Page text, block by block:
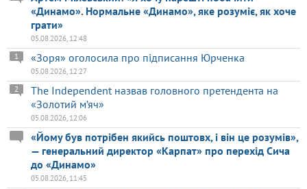
«Динамо». Нормальне «Динамо», яке розуміє, як хоче
грати»
05.08.2026, 12:48
«Зоря» оголосила про підписання Юрченка
1
05.08.2026, 12:27
The Independent назвав головного претендента на
«Золотий м’яч»
2
05.08.2026, 12:06
«Йому був потрібен якийсь поштовх, і він це розумів»,
— генеральний директор «Карпат» про перехід Сича
до «Динамо»
05.08.2026, 11:45